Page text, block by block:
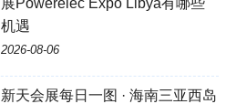
展Powerelec Expo Libya有哪些
机遇
2026-08-06
新天会展每日一图 · 海南三亚西岛